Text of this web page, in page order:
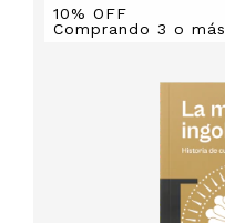
10% OFF
Comprando 3 o más